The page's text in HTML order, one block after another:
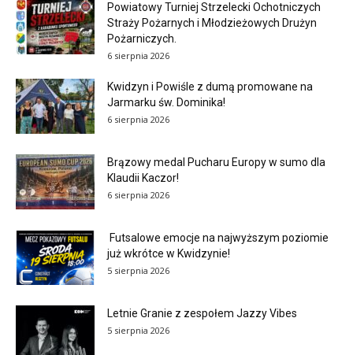
Powiatowy Turniej Strzelecki Ochotniczych
Straży Pożarnych i Młodzieżowych Drużyn
Pożarniczych.
6 sierpnia 2026
Kwidzyn i Powiśle z dumą promowane na
Jarmarku św. Dominika!
6 sierpnia 2026
Brązowy medal Pucharu Europy w sumo dla
Klaudii Kaczor!
6 sierpnia 2026
Futsalowe emocje na najwyższym poziomie
już wkrótce w Kwidzynie!
5 sierpnia 2026
Letnie Granie z zespołem Jazzy Vibes
5 sierpnia 2026